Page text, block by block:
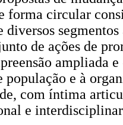
forma circular
diversos
de ações de
ampliada
população e à
com íntima
e